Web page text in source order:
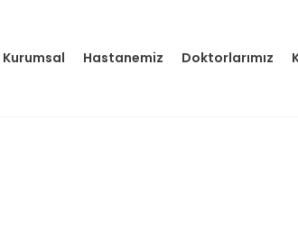
Kurumsal Hastanemiz Doktorlarımız